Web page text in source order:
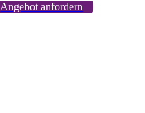
Angebot anfordern